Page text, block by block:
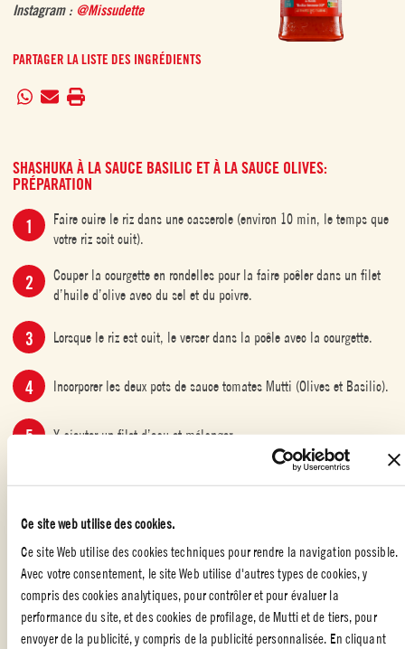
Ce site web utilise des cookies.
Ce site Web utilise des cookies techniques pour rendre la navigation possible.
Avec votre consentement, le site Web utilise d'autres types de cookies, y
compris des cookies analytiques, pour contrôler et pour évaluer la
performance du site, et des cookies de profilage, de Mutti et de tiers, pour
envoyer de la publicité, y compris de la publicité personnalisée. En cliquant
Instagram : @Missudette
PARTAGER LA LISTE DES INGRÉDIENTS
SHASHUKA À LA SAUCE BASILIC ET À LA SAUCE OLIVES:
PRÉPARATION
Faire cuire le riz dans une casserole (environ 10 min, le temps que
votre riz soit cuit).
Couper la courgette en rondelles pour la faire poêler dans un filet
d’huile d’olive avec du sel et du poivre.
Lorsque le riz est cuit, le verser dans la poêle avec la courgette.
Incorporer les deux pots de sauce tomates Mutti (Olives et Basilic).
Y ajouter un filet d’eau et mélanger.
Casser sur le dessus 4 oeufs.
Mettre un couvercle et laisser sur le feu jusqu’à ce que les oeufs
soient cuits.
Ajouter au dernier moment du parmesan ou de la coco râpée (pour
un côté plus exotique). Il ne reste plus qu’à servir et déguster !